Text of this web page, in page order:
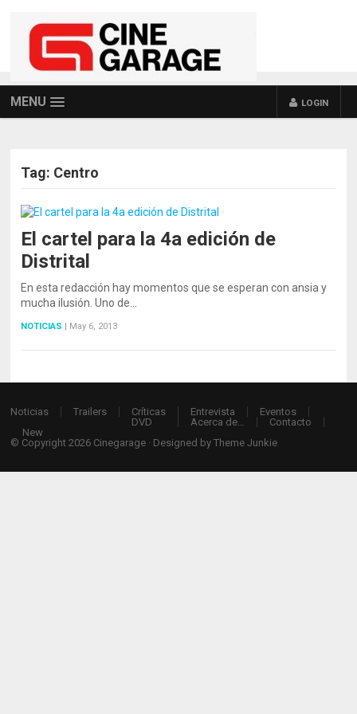
MENU LOGIN
Tag: Centro
El cartel para la 4a edición de
Distrital
En esta redacción hay momentos que se esperan con ansia y
mucha ilusión. Uno de…
NOTICIAS | May 6, 2013
Noticias Trailers
Críticas
DVD
Entrevista
Eventos
Acerca de…
Contacto
New
© Copyright 2026 Cinegarage · Designed byTheme Junkie